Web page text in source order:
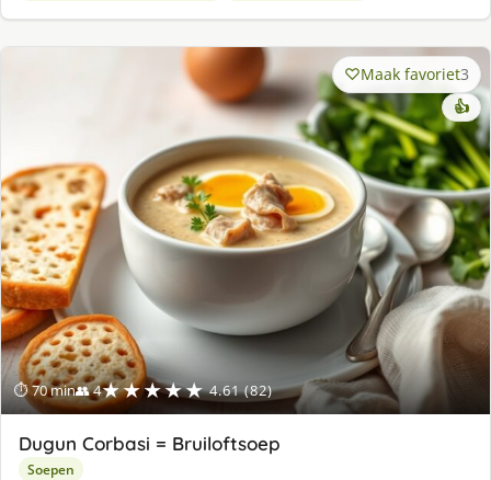
⏱ 70 min👥 4★★★★★ 4.61 (82)
Maak favoriet3
👍
Dugun Corbasi = Bruiloftsoep
Soepen